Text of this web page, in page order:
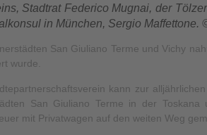
Stadtrat Federico Mugnai, der
in München, Sergio Maffettone.
San Giuliano Terme und Vichy
wurde.
kann zur
San Giuliano Terme in der
mit Privatwagen auf den weiten Weg